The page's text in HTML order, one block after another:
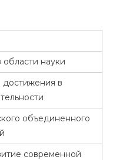
науки
в
объединенного
современной